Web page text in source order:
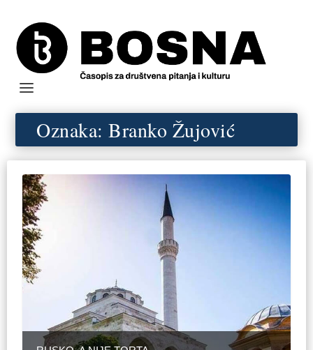
Oznaka:Branko Žujović